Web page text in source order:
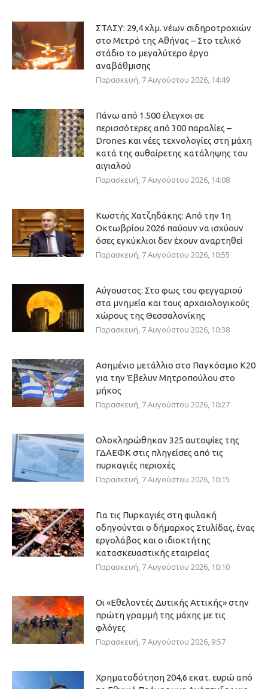
ΣΤΑΣΥ: 29,4 χλμ. νέων σιδηροτροχιών
στο Μετρό της Αθήνας – Στο τελικό
στάδιο το μεγαλύτερο έργο
αναβάθμισης
Παρασκευή, 7 Αυγούστου 2026, 14:49
Πάνω από 1.500 έλεγχοι σε
περισσότερες από 300 παραλίες –
Drones και νέες τεχνολογίες στη μάχη
κατά της αυθαίρετης κατάληψης του
αιγιαλού
Παρασκευή, 7 Αυγούστου 2026, 14:08
Κωστής Χατζηδάκης: Από την 1η
Οκτωβρίου 2026 παύουν να ισχύουν
όσες εγκύκλιοι δεν έχουν αναρτηθεί
Παρασκευή, 7 Αυγούστου 2026, 10:55
Αύγουστος: Στο φως του φεγγαριού
στα μνημεία και τους αρχαιολογικούς
χώρους της Θεσσαλονίκης
Παρασκευή, 7 Αυγούστου 2026, 10:38
Ασημένιο μετάλλιο στο Παγκόσμιο Κ20
για την Έβελυν Μητροπούλου στο
μήκος
Παρασκευή, 7 Αυγούστου 2026, 10:27
Ολοκληρώθηκαν 325 αυτοψίες της
ΓΔΑΕΦΚ στις πληγείσες από τις
πυρκαγιές περιοχές
Παρασκευή, 7 Αυγούστου 2026, 10:15
Για τις Πυρκαγιές στη φυλακή
οδηγούνται ο δήμαρχος Στυλίδας, ένας
εργολάβος και ο ιδιοκτήτης
κατασκευαστικής εταιρείας
Παρασκευή, 7 Αυγούστου 2026, 10:10
Οι «Εθελοντές Δυτικής Αττικής» στην
πρώτη γραμμή της μάχης με τις
φλόγες
Παρασκευή, 7 Αυγούστου 2026, 9:57
Χρηματοδότηση 204,6 εκατ. ευρώ από